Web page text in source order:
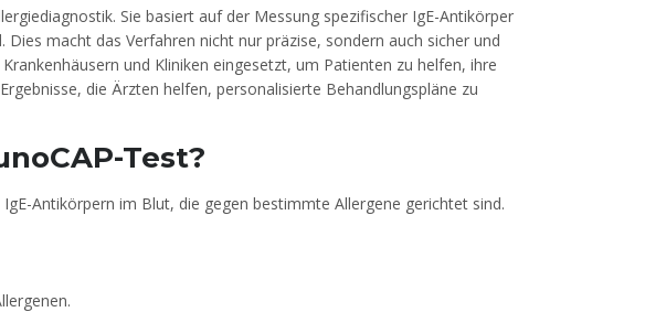
Sie basiert auf der Messung spezifischer IgE-Antikörper
macht das Verfahren nicht nur präzise, sondern auch sicher und
und Kliniken eingesetzt, um Patienten zu helfen, ihre
die Ärzten helfen, personalisierte Behandlungspläne zu
Test?
Antikörpern im Blut, die gegen bestimmte Allergene gerichtet sind.